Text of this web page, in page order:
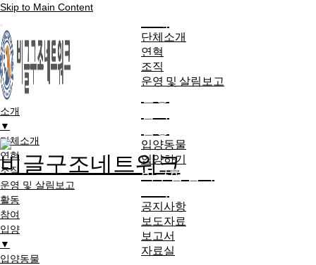
Skip to Main Content
소개
▼
단체소개
연혁
조직
운영 및 살림보고
활동
참여
입양
▼
입양동물
단체소개
연혁
조직
운영 및 살림보고
입양동물
입양하기
비구협 쉼터
공지사항
보도자료
보고서
자료실